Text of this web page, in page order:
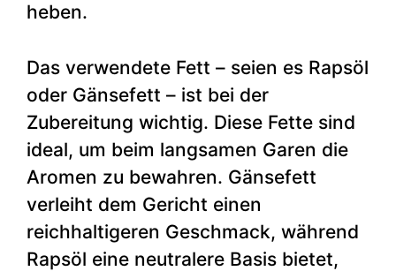
heben.
Das verwendete Fett – seien es Rapsöl
oder Gänsefett – ist bei der
Zubereitung wichtig. Diese Fette sind
ideal, um beim langsamen Garen die
Aromen zu bewahren. Gänsefett
verleiht dem Gericht einen
reichhaltigeren Geschmack, während
Rapsöl eine neutralere Basis bietet,